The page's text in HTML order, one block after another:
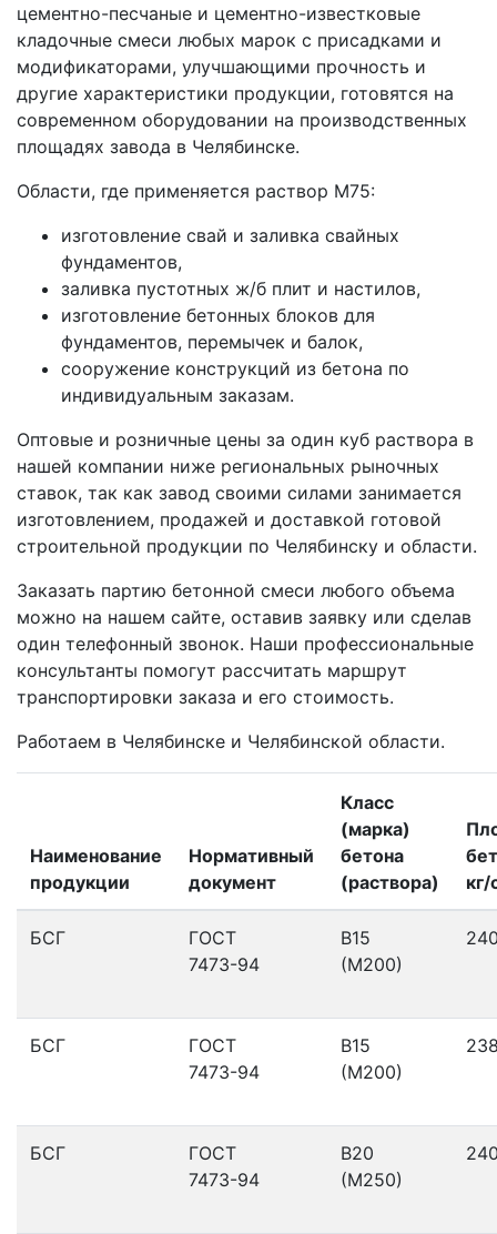
цементно-песчаные и цементно-известковые
кладочные смеси любых марок с присадками и
модификаторами, улучшающими прочность и
другие характеристики продукции, готовятся на
современном оборудовании на производственных
площадях завода в Челябинске.
Области, где применяется раствор M75:
изготовление свай и заливка свайных
фундаментов,
заливка пустотных ж/б плит и настилов,
изготовление бетонных блоков для
фундаментов, перемычек и балок,
сооружение конструкций из бетона по
индивидуальным заказам.
Оптовые и розничные цены за один куб раствора в
нашей компании ниже региональных рыночных
ставок, так как завод своими силами занимается
изготовлением, продажей и доставкой готовой
строительной продукции по Челябинску и области.
Заказать партию бетонной смеси любого объема
можно на нашем сайте, оставив заявку или сделав
один телефонный звонок. Наши профессиональные
консультанты помогут рассчитать маршрут
транспортировки заказа и его стоимость.
Работаем в Челябинске и Челябинской области.
Наименование
продукции
Нормативный
документ
Класс
(марка)
бетона
(раствора)
кг/
БСГ
ГОСТ
7473-94
В15
(М200)
БСГ
ГОСТ
7473-94
В15
(М200)
БСГ
ГОСТ
7473-94
В20
(М250)